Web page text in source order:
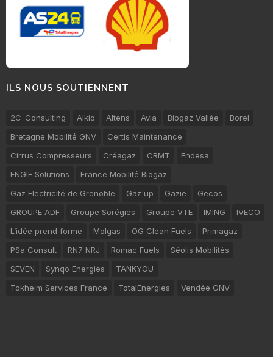
ILS NOUS SOUTIENNENT
2C-Consulting Alkio Altens Avia Biogaz Vallée
Borel
Bretagne Mobilité GNV
Certis Maintenance
Cirrus Compresseurs
Créagaz CRMT
Endesa
ENGIE Solutions
France Mobilité Biogaz
Gaz Electricité de Grenoble
Gaz'up Gazie
Gecos
GROUPE ADF
Groupe Sorégies Groupe VTE IMING
IVECO
L’idée prend forme
Molgas OG Clean Fuels
Primagaz
PSa Consult
RN7 NRJ Romac Fuels
Séolis Mobilités
SEVEN
Synqo Energies
TANKYOU
Tokheim Services France
TotalEnergies Vendée GNV